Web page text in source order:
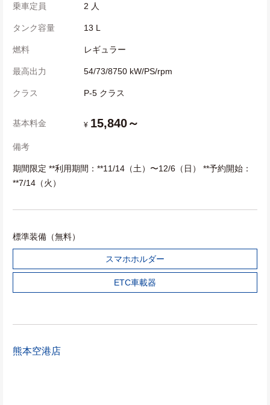
乗車定員 2 人
タンク容量 13 L
燃料 レギュラー
最高出力 54/73/8750 kW/PS/rpm
クラス P-5 クラス
基本料金 ¥ 15,840～
備考
期間限定 **利用期間：**11/14（土）〜12/6（日） **予約開始：
**7/14（火）
標準装備（無料）
スマホホルダー
ETC車載器
熊本空港店